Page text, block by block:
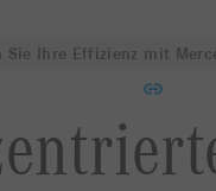
Sie Ihre Effizienz mit